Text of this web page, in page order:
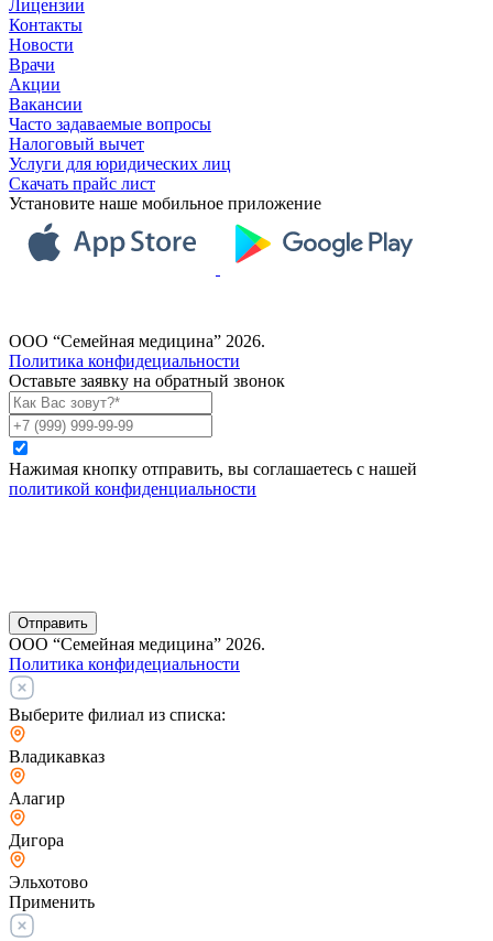
Лицензии
Контакты
Новости
Врачи
Акции
Вакансии
Часто задаваемые вопросы
Налоговый вычет
Услуги для юридических лиц
Скачать прайс лист
Установите наше мобильное приложение
ООО “Семейная медицина” 2026.
Политика конфидециальности
Оставьте заявку на обратный звонок
Нажимая кнопку отправить, вы соглашаетесь с нашей
политикой конфиденциальности
Отправить
ООО “Семейная медицина” 2026.
Политика конфидециальности
Выберите филиал из списка:
Владикавказ
Алагир
Дигора
Эльхотово
Применить